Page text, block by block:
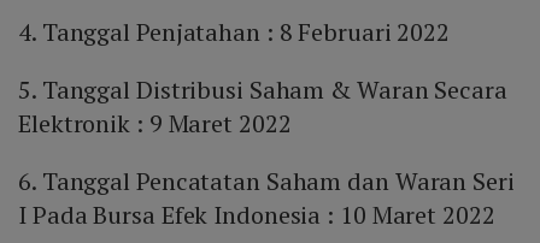
4. Tanggal Penjatahan : 8 Februari 2022
5. Tanggal Distribusi Saham & Waran Secara
Elektronik : 9 Maret 2022
6. Tanggal Pencatatan Saham dan Waran Seri
I Pada Bursa Efek Indonesia : 10 Maret 2022